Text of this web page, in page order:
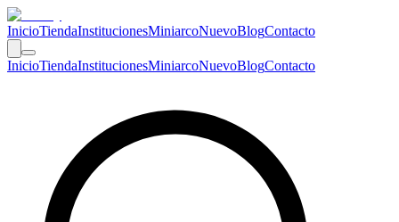
InicioTiendaInstitucionesMiniarcoNuevoBlogContacto
InicioTiendaInstitucionesMiniarcoNuevoBlogContacto